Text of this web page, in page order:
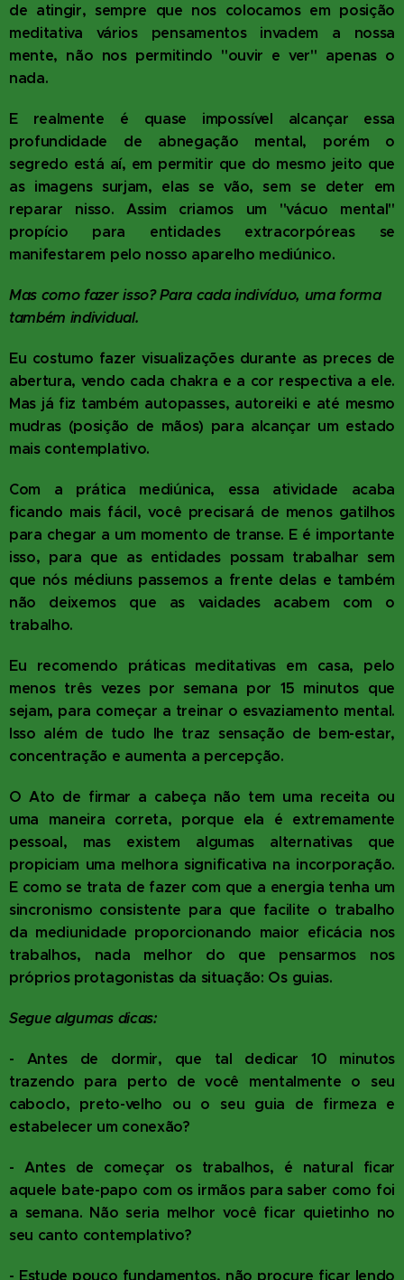
de atingir, sempre que nos colocamos em posição
meditativa vários pensamentos invadem a nossa
mente, não nos permitindo "ouvir e ver" apenas o
nada.
E realmente é quase impossível alcançar essa
profundidade de abnegação mental, porém o
segredo está aí, em permitir que do mesmo jeito que
as imagens surjam, elas se vão, sem se deter em
reparar nisso. Assim criamos um "vácuo mental"
propício para entidades extracorpóreas se
manifestarem pelo nosso aparelho mediúnico.
Mas como fazer isso? Para cada indivíduo, uma forma
também individual.
Eu costumo fazer visualizações durante as preces de
abertura, vendo cada chakra e a cor respectiva a ele.
Mas já fiz também autopasses, autoreiki e até mesmo
mudras (posição de mãos) para alcançar um estado
mais contemplativo.
Com a prática mediúnica, essa atividade acaba
ficando mais fácil, você precisará de menos gatilhos
para chegar a um momento de transe. E é importante
isso, para que as entidades possam trabalhar sem
que nós médiuns passemos a frente delas e também
não deixemos que as vaidades acabem com o
trabalho.
Eu recomendo práticas meditativas em casa, pelo
menos três vezes por semana por 15 minutos que
sejam, para começar a treinar o esvaziamento mental.
Isso além de tudo lhe traz sensação de bem-estar,
concentração e aumenta a percepção.
O Ato de firmar a cabeça não tem uma receita ou
uma maneira correta, porque ela é extremamente
pessoal, mas existem algumas alternativas que
propiciam uma melhora significativa na incorporação.
E como se trata de fazer com que a energia tenha um
sincronismo consistente para que facilite o trabalho
da mediunidade proporcionando maior eficácia nos
trabalhos, nada melhor do que pensarmos nos
próprios protagonistas da situação: Os guias.
Segue algumas dicas:
- Antes de dormir, que tal dedicar 10 minutos
trazendo para perto de você mentalmente o seu
caboclo, preto-velho ou o seu guia de firmeza e
estabelecer um conexão?
- Antes de começar os trabalhos, é natural ficar
aquele bate-papo com os irmãos para saber como foi
a semana. Não seria melhor você ficar quietinho no
seu canto contemplativo?
- Estude pouco fundamentos, não procure ficar lendo